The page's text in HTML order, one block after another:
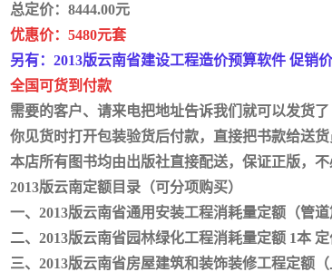
总定价：8444.00元
优惠价：5480元套
另有：2013版云南省建设工程造价预算软件 促销
全国可货到付款
需要的客户、请来电把地址告诉我们就可以发货了
你见货时打开包装验货后付款，直接把书款给送
本店所有图书均由出版社直接配送，保证正版，
2013版云南定额目录（可分项购买）
一、2013版云南省通用安装工程消耗量定额（管
二、2013版云南省园林绿化工程消耗量定额 1本
三、2013版云南省房屋建筑和装饰装修工程定额